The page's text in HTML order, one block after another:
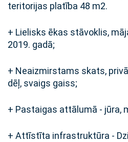
teritorijas platība 48 m2.
+ Lielisks ēkas stāvoklis,
2019. gadā;
+ Neaizmirstams skats,
dēļ, svaigs gaiss;
+ Pastaigas attālumā - jūra,
+ Attīstīta infrastruktūra -